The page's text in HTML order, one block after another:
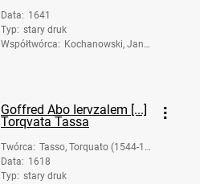
Data: 1641
Typ: stary druk
Współtwórca: Kochanowski, Jan
Goffred Abo Iervzalem [...]
Torqvata Tassa
Twórca: Tasso, Torquato (1544-15
95).
Data: 1618
Typ: stary druk